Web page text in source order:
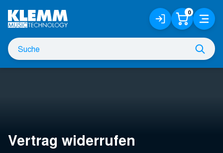
Hauptinhalt
Suche
nach
Anmelden
/
Registrieren
0 Menü
Vertrag widerrufen